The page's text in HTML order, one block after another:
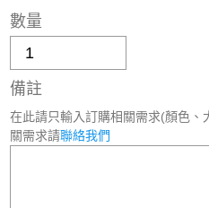
數量
備註
在此請只輸入訂購相關需求(顏色、
關需求請聯絡我們